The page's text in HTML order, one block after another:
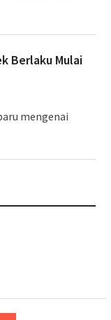
Berlaku Mulai
mengenai